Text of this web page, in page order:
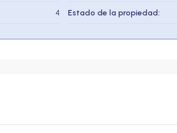
4 Estado de la propiedad: